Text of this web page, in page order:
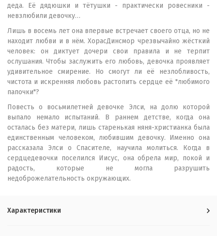
деда. Её дядюшки и тётушки - практически ровесники -
невзлюбили девочку…
Лишь в восемь лет она впервые встречает своего отца, но не
находит любви и в нём. ХорасДинсмор чрезвычайно жёсткий
человек: он диктует дочери свои правила и не терпит
ослушания. Чтобы заслужить его любовь, девочка проявляет
удивительное смирение. Но смогут ли её незлобливость,
чистота и искренняя любовь растопить сердце её "любимого
папочки"?
Повесть о восьмилетней девочке Элси, на долю которой
выпало немало испытаний. В раннем детстве, когда она
осталась без матери, лишь старенькая няня-христианка была
единственным человеком, любившим девочку. Именно она
рассказала Элси о Спасителе, научила молиться. Когда в
сердцедевочки поселился Иисус, она обрела мир, покой и
радость, которые не могла разрушить
недоброжелательность окружающих.
Характеристики